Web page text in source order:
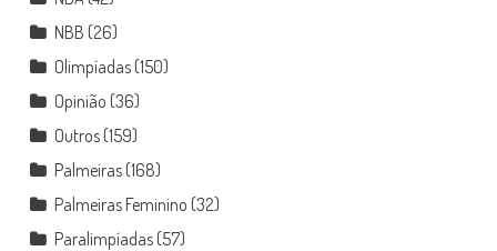
NBB (26)
Olimpíadas(150)
Opinião (36)
Outros(159)
Palmeiras(168)
Palmeiras Feminino (32)
Paralimpíadas(57)